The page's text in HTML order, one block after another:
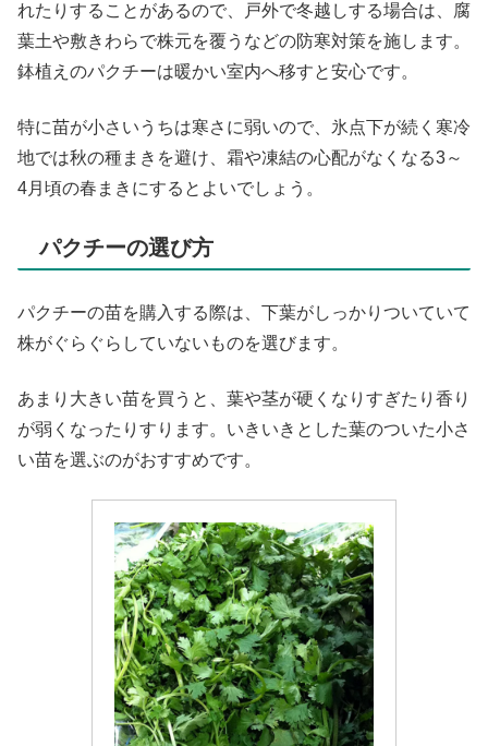
れたりすることがあるので、戸外で冬越しする場合は、腐
葉土や敷きわらで株元を覆うなどの防寒対策を施します。
鉢植えのパクチーは暖かい室内へ移すと安心です。
特に苗が小さいうちは寒さに弱いので、氷点下が続く寒冷
地では秋の種まきを避け、霜や凍結の心配がなくなる3～
4月頃の春まきにするとよいでしょう。
パクチーの選び方
パクチーの苗を購入する際は、下葉がしっかりついていて
株がぐらぐらしていないものを選びます。
あまり大きい苗を買うと、葉や茎が硬くなりすぎたり香り
が弱くなったりすります。いきいきとした葉のついた小さ
い苗を選ぶのがおすすめです。